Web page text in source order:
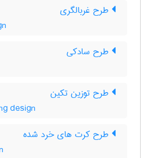
طرح غربالگری
طرح سادکی
طرح توزین تکین
design
طرح کرت های خرد شده